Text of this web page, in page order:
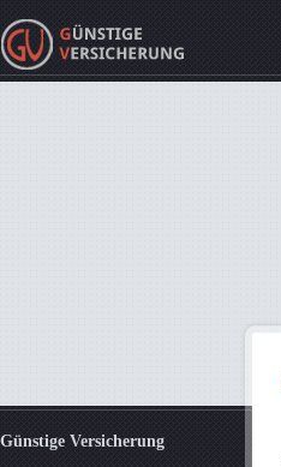
Günstige Versicherung